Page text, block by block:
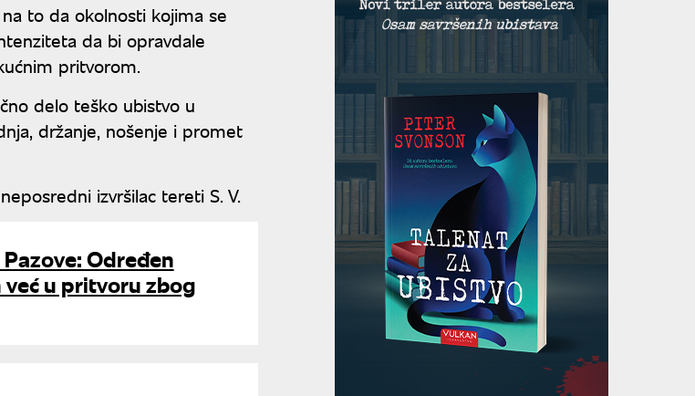
to da okolnosti kojima se
da bi opravdale
pritvorom.
delo teško ubistvo u
držanje, nošenje i promet
izvršilac tereti S. V.
Određen
u pritvoru zbog